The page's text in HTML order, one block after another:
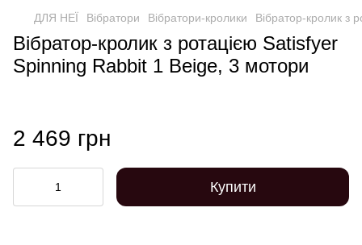
ДЛЯ НЕЇ Вібратори Вібратори-кролики Вібратор-кролик з
Вібратор-кролик з ротацією Satisfyer
Spinning Rabbit 1 Beige, 3 мотори
2 469 грн
Купити